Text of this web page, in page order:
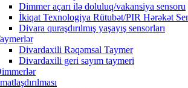
Dimmer açarı ilə doluluq/vakansiya sensoru
İkiqat Texnologiya Rütubət/PIR Hərəkət
Divara quraşdırılmış yaşayış sensorları
Divardaxili Rəqəmsal Taymer
Divardaxili geri sayım taymeri